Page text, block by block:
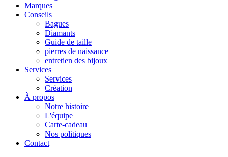
Marques
Conseils
Bagues
Diamants
Guide de taille
pierres de naissance
entretien des bijoux
Services
Services
Création
À propos
Notre histoire
L'équipe
Carte-cadeau
Nos politiques
Contact